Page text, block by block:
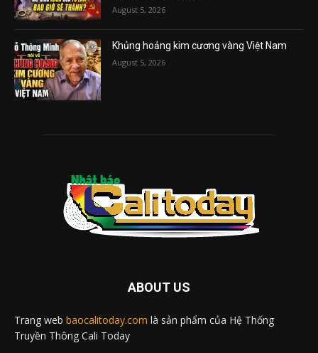
August 5, 2026
Khủng hoảng kim cương vàng Việt Nam
August 5, 2026
ABOUT US
Trang web baocalitoday.com là sản phẩm của Hệ Thống
Truyền Thông Cali Today